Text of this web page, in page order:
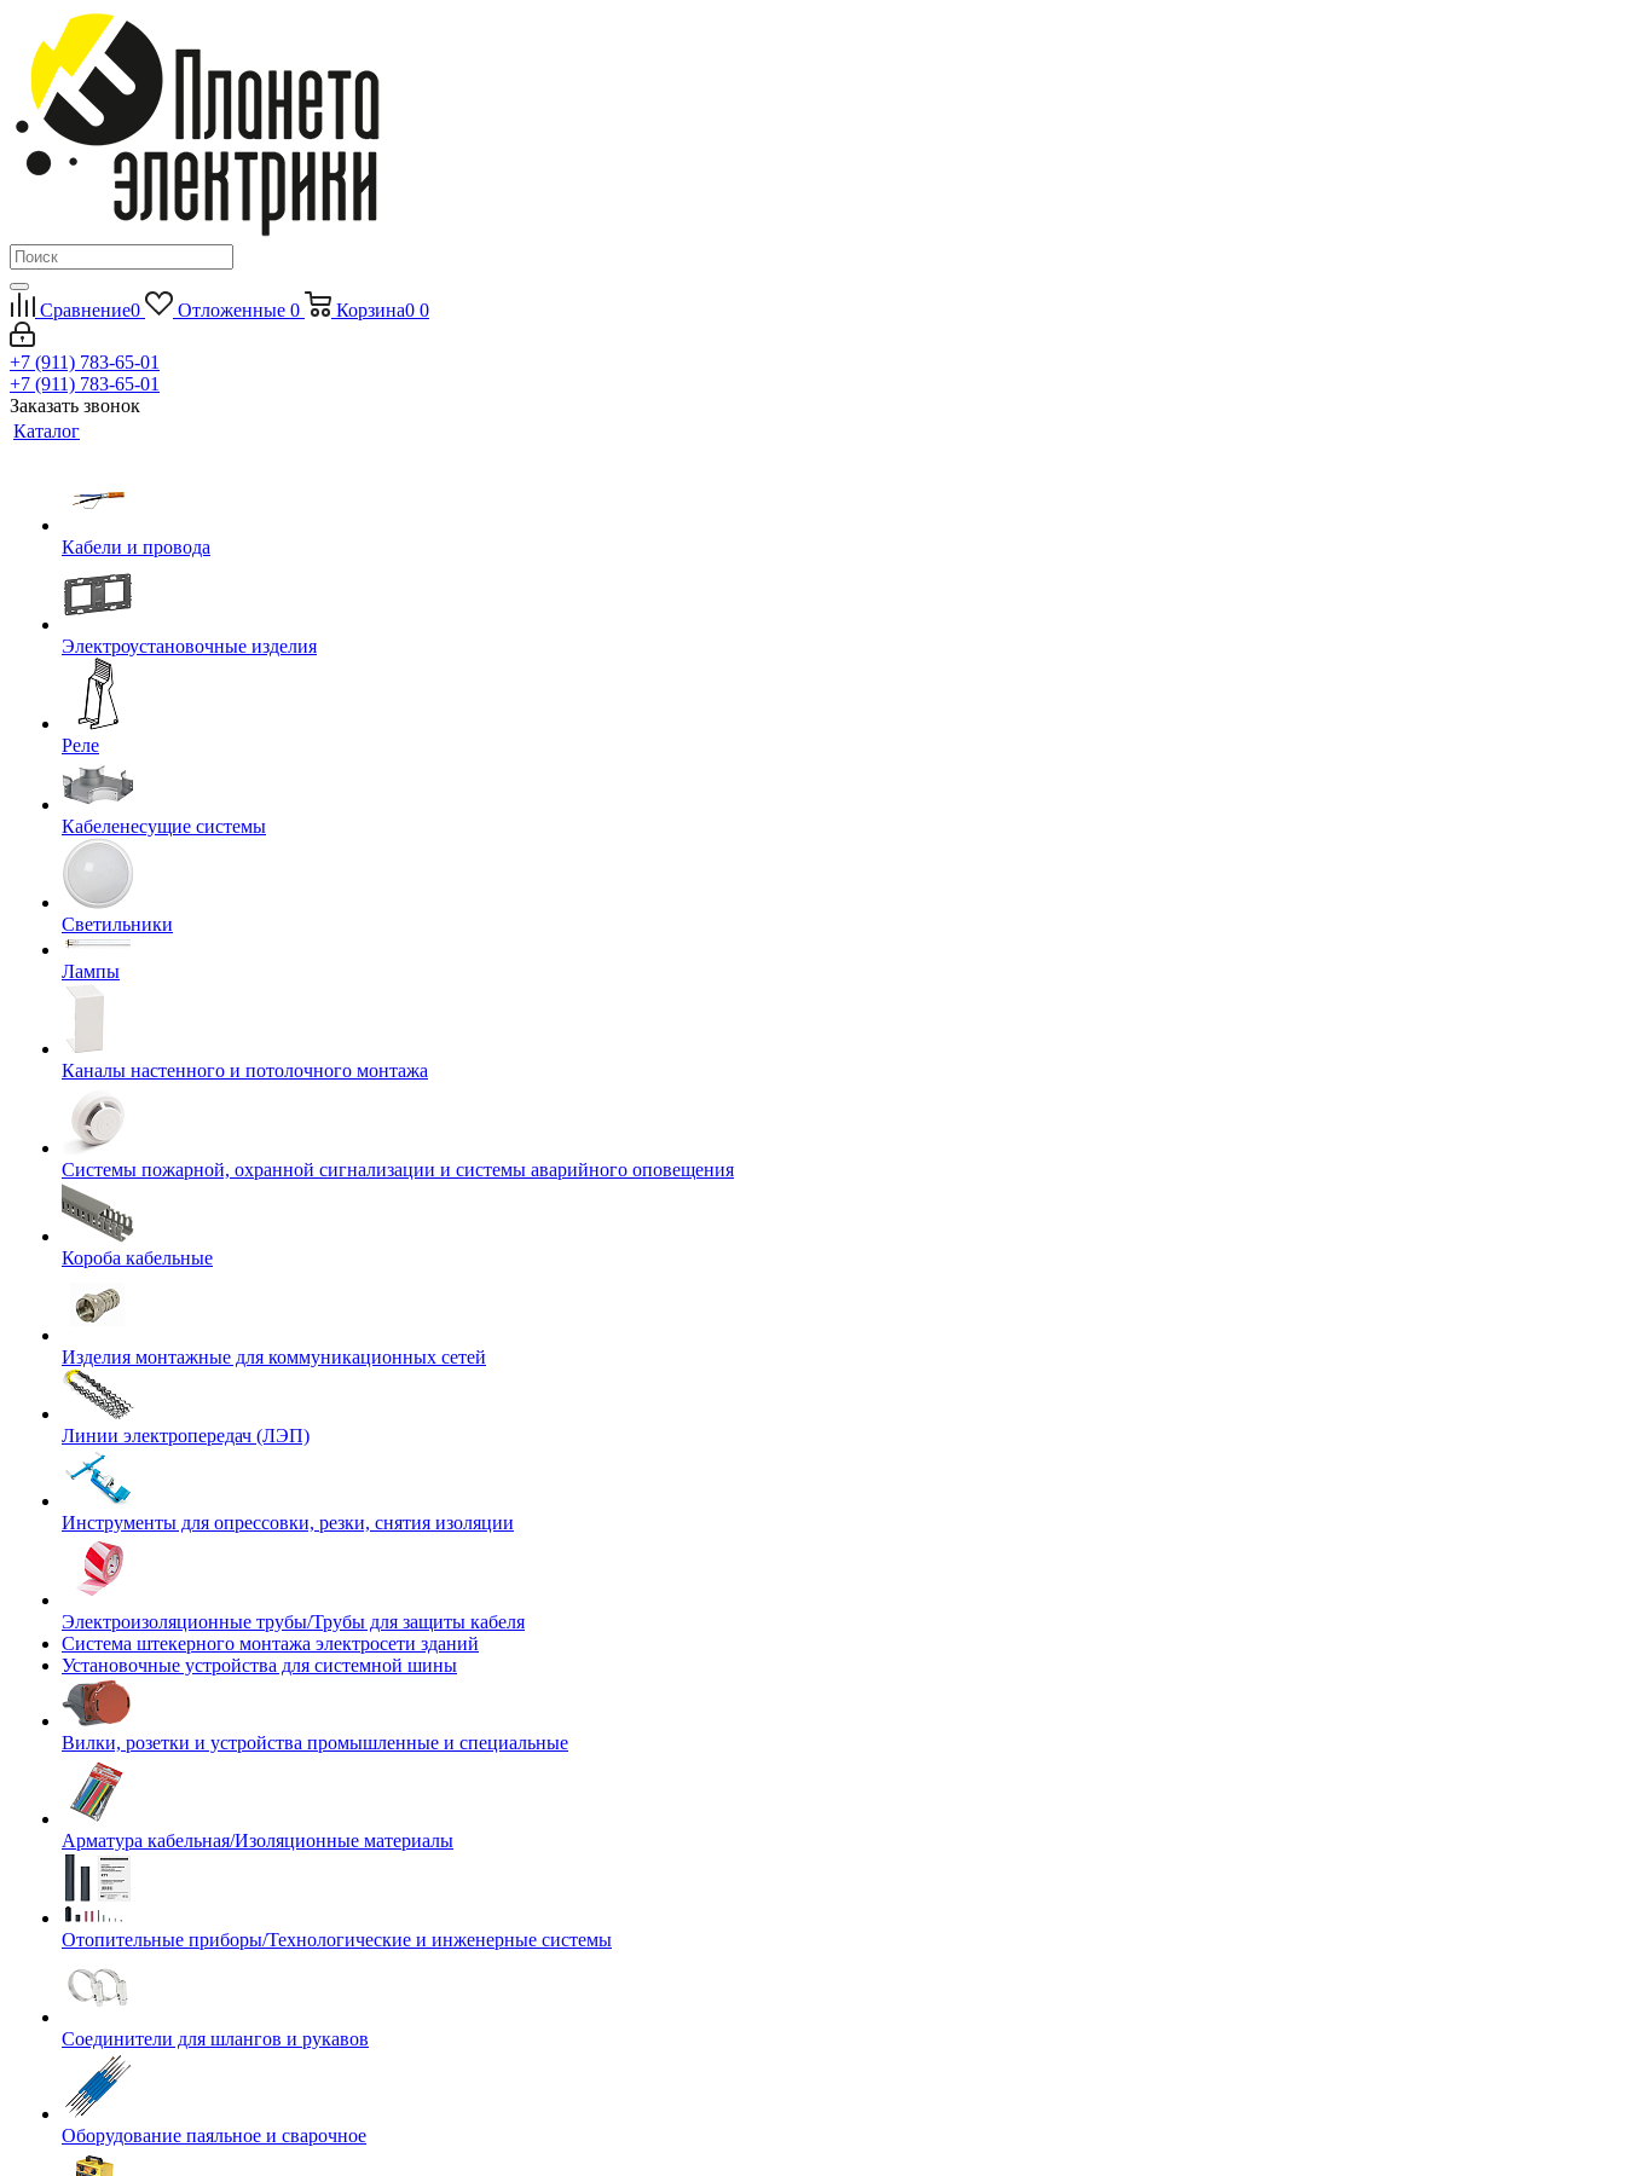
Сравнение0 Отложенные 0 Корзина0 0
+7 (911) 783-65-01
+7 (911) 783-65-01
Заказать звонок
Каталог
Кабели и провода
Электроустановочные изделия
Реле
Кабеленесущие системы
Светильники
Лампы
Каналы настенного и потолочного монтажа
Системы пожарной, охранной сигнализации и системы аварийного оповещения
Короба кабельные
Изделия монтажные для коммуникационных сетей
Линии электропередач (ЛЭП)
Инструменты для опрессовки, резки, снятия изоляции
Электроизоляционные трубы/Трубы для защиты кабеля
Система штекерного монтажа электросети зданий
Установочные устройства для системной шины
Вилки, розетки и устройства промышленные и специальные
Арматура кабельная/Изоляционные материалы
Отопительные приборы/Технологические и инженерные системы
Соединители для шлангов и рукавов
Оборудование паяльное и сварочное